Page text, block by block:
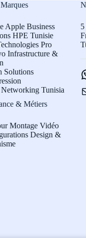
Apple Business
HPE Tunisie
Pro
Infrastructure &
Solutions
Tunisia
& Métiers
Montage Vidéo
Design &